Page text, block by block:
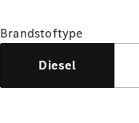
wagens
Acties
Fleet &
Brandstoftype
Diesel